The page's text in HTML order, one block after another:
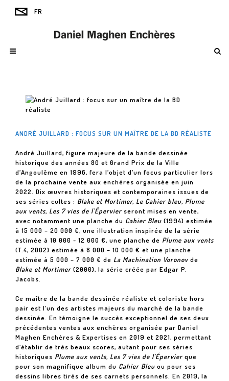
ANDRÉ JUILLARD : FOCUS SUR UN MAÎTRE DE LA BD RÉALISTE
André Juillard, figure majeure de la bande dessinée
historique des années 80 et Grand Prix de la Ville
d’Angoulême en 1996, fera l’objet d’un focus particulier lors
de la prochaine vente aux enchères organisée en juin
2022. Dix œuvres historiques et contemporaines issues de
ses séries cultes : Blake et Mortimer, Le Cahier bleu, Plume
aux vents, Les 7 vies de l'Épervier seront mises en vente,
avec notamment une planche du Cahier Bleu (1994) estimée
à 15 000 – 20 000 €, une illustration inspirée de la série
estimée à 10 000 - 12 000 €, une planche de Plume aux vents
(T.4, 2002) estimée à 8 000 – 10 000 € et une planche
estimée à 5 000 – 7 000 € de La Machination Voronovde
Blake et Mortimer (2000), la série créée par Edgar P.
Jacobs.
Ce maître de la bande dessinée réaliste et coloriste hors
pair est l’un des artistes majeurs du marché de la bande
dessinée. En témoigne le succès exceptionnel de ses deux
précédentes ventes aux enchères organisée par Daniel
Maghen Enchères & Expertises en 2019 et 2021, permettant
d’établir de très beaux scores, autant pour ses séries
historiques Plume aux vents, Les 7 vies de l'Épervier que
pour son magnifique album du Cahier Bleu ou pour ses
dessins libres tirés de ses carnets personnels. En 2019, la